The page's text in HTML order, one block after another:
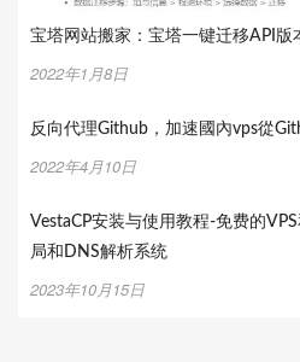
宝塔网站搬家：宝塔一键迁移API版
2022年1月8日
反向代理Github，加速國內vps從
2022年4月10日
VestaCP安装与使用教程-免费的
局和DNS解析系统
2023年10月15日